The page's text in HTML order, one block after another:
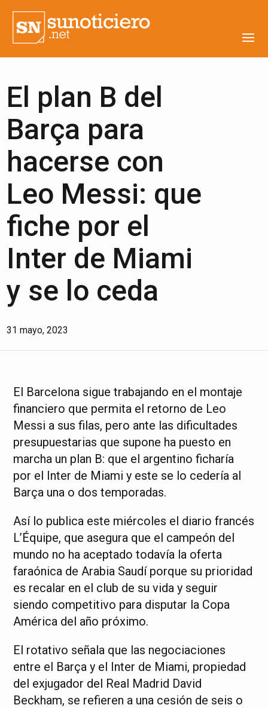
El plan B del
Barça para
hacerse con
Leo Messi: que
fiche por el
Inter de Miami
y se lo ceda
31 mayo, 2023
El Barcelona sigue trabajando en el montaje
financiero que permita el retorno de Leo
Messi a sus filas, pero ante las dificultades
presupuestarias que supone ha puesto en
marcha un plan B: que el argentino ficharía
por el Inter de Miami y este se lo cedería al
Barça una o dos temporadas.
Así lo publica este miércoles el diario francés
L’Équipe, que asegura que el campeón del
mundo no ha aceptado todavía la oferta
faraónica de Arabia Saudí porque su prioridad
es recalar en el club de su vida y seguir
siendo competitivo para disputar la Copa
América del año próximo.
El rotativo señala que las negociaciones
entre el Barça y el Inter de Miami, propiedad
del exjugador del Real Madrid David
Beckham, se refieren a una cesión de seis o